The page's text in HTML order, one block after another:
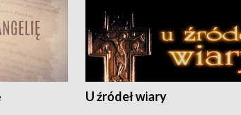
U źródeł wiary